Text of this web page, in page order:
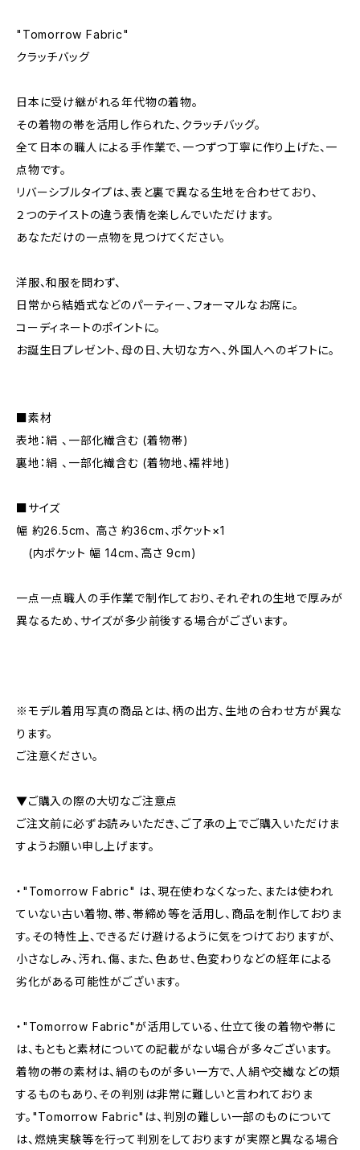
"Tomorrow Fabric"
クラッチバッグ
日本に受け継がれる年代物の着物。
その着物の帯を活用し作られた、クラッチバッグ。
全て日本の職人による手作業で、一つずつ丁寧に作り上げた、一
点物です。
リバーシブルタイプは、表と裏で異なる生地を合わせており、
２つのテイストの違う表情を楽しんでいただけます。
あなただけの一点物を見つけてください。
洋服、和服を問わず、
日常から結婚式などのパーティー、フォーマルなお席に。
コーディネートのポイントに。
お誕生日プレゼント、母の日、大切な方へ、外国人へのギフトに。
■素材
表地：絹 、一部化繊含む (着物帯)
裏地：絹 、一部化繊含む (着物地、襦袢地)
■サイズ
幅 約26.5cm、 高さ 約36cm、ポケット×1
(内ポケット 幅 14cm、高さ 9cm)
一点一点職人の手作業で制作しており、それぞれの生地で厚みが
異なるため、サイズが多少前後する場合がございます。
※モデル着用写真の商品とは、柄の出方、生地の合わせ方が異な
ります。
ご注意ください。
▼ご購入の際の大切なご注意点
ご注文前に必ずお読みいただき、ご了承の上でご購入いただけま
すようお願い申し上げます。
・"Tomorrow Fabric" は、現在使わなくなった、または使われ
ていない古い着物、帯、帯締め等を活用し、商品を制作しておりま
す。その特性上、できるだけ避けるように気をつけておりますが、
小さなしみ、汚れ、傷、また、色あせ、色変わりなどの経年による
劣化がある可能性がございます。
・"Tomorrow Fabric"が活用している、仕立て後の着物や帯に
は、もともと素材についての記載がない場合が多々ございます。
着物の帯の素材は、絹のものが多い一方で、人絹や交繊などの類
するものもあり、その判別は非常に難しいと言われておりま
す。"Tomorrow Fabric"は、判別の難しい一部のものについて
は、燃焼実験等を行って判別をしておりますが実際と異なる場合